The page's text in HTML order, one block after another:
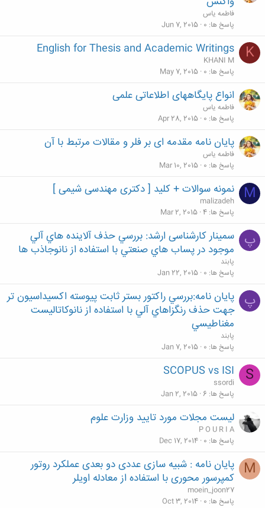
فاطمه یاس
پاسخ ها 0
Jun 7, 2015
K
English for Thesis and Academic Writings
KHANI M
پاسخ ها 0
May 7, 2015
انواع پایگاه­های اطلاعاتی علمی
فاطمه یاس
پاسخ ها 0
Apr 28, 2015
پایان نامه مقدمه ای بر فلر و مقالات مرتبط با آن
فاطمه یاس
پاسخ ها 0
Mar 10, 2015
M نمونه سوالات + کلید [ دکتری مهندسی شیمی ]
malizadeh
پاسخ ها 4
Mar 2, 2015
پ
سمینار کارشناسی ارشد: بررسي حذف آلاينده هاي آلي
موجود در پساب هاي صنعتي با استفاده از نانوجاذب ها
پابند
پاسخ ها 0
Jan 22, 2015
پ
پایان نامه:بررسي راكتور بستر ثابت پيوسته اكسيداسيون تر
جهت حذف رنگزاهاي آلي با استفاده از نانوكاتاليست
مغناطيسي
پابند
پاسخ ها 0
Jan 7, 2015
S
SCOPUS vs ISI
ssordi
پاسخ ها 6
Jan 2, 2015
لیست مجلات مورد تایید وزارت علوم
P O U R I A
پاسخ ها 0
Dec 17, 2014
M
پایان نامه : شبیه سازی عددی دو بعدی عملکرد روتور
کمپرسور محوری با استفاده از معادله اویلر
moein_joon27
پاسخ ها 0
Oct 3, 2014